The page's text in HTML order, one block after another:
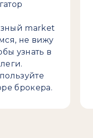
market
не вижу
узнать в
брокера.